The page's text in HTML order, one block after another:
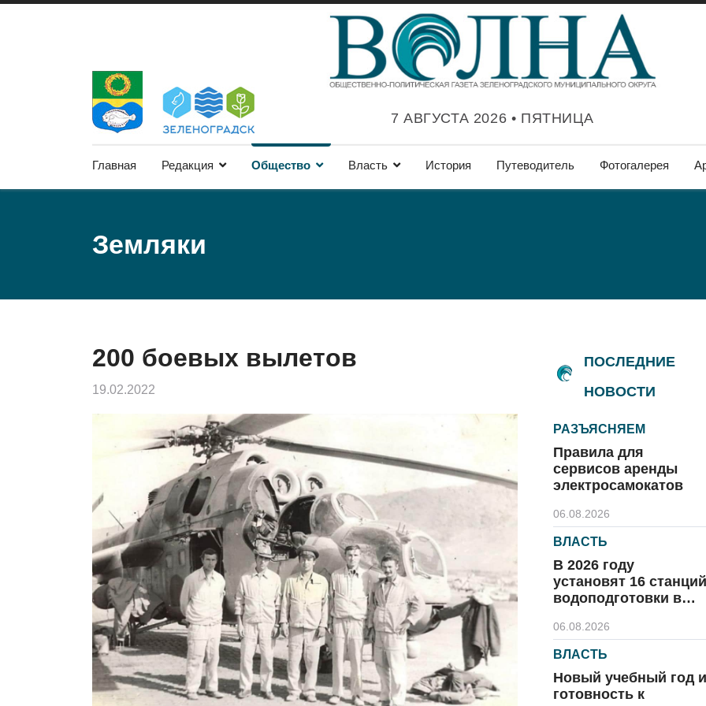
7 АВГУСТА 2026 • ПЯТНИЦА
Главная Редакция Общество Власть История Путеводитель Фотогалерея
Земляки
200 боевых вылетов
19.02.2022
ПОСЛЕДНИЕ
НОВОСТИ
РАЗЪЯСНЯЕМ
Правила для
сервисов аренды
электросамокатов
06.08.2026
ВЛАСТЬ
В 2026 году
установят 16 станций
водоподготовки в
06.08.2026
ВЛАСТЬ
Новый учебный год и
готовность к